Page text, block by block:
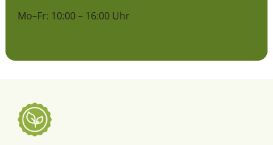
Mo–Fr: 10:00 – 16:00 Uhr